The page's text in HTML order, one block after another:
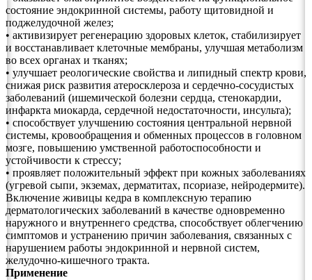
состояние эндокринной системы, работу щитовидной и
поджелудочной желез;
• активизирует регенерацию здоровых клеток, стабилизирует
и восстанавливает клеточные мембраны, улучшая метаболизм
во всех органах и тканях;
• улучшает реологические свойства и липидный спектр крови,
снижая риск развития атеросклероза и сердечно-сосудистых
заболеваний (ишемической болезни сердца, стенокардии,
инфаркта миокарда, сердечной недостаточности, инсульта);
• способствует улучшению состояния центральной нервной
системы, кровообращения и обменных процессов в головном
мозге, повышению умственной работоспособности и
устойчивости к стрессу;
• проявляет положительный эффект при кожных заболеваниях
(угревой сыпи, экземах, дерматитах, псориазе, нейродермите).
Включение живицы кедра в комплексную терапию
дерматологических заболеваний в качестве одновременно
наружного и внутреннего средства, способствует облегчению
симптомов и устранению причин заболевания, связанных с
нарушением работы эндокринной и нервной систем,
желудочно-кишечного тракта.
Применение